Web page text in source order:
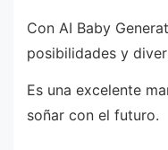
Con AI Baby
posibilidades y
Es una excelente
soñar con el futuro.